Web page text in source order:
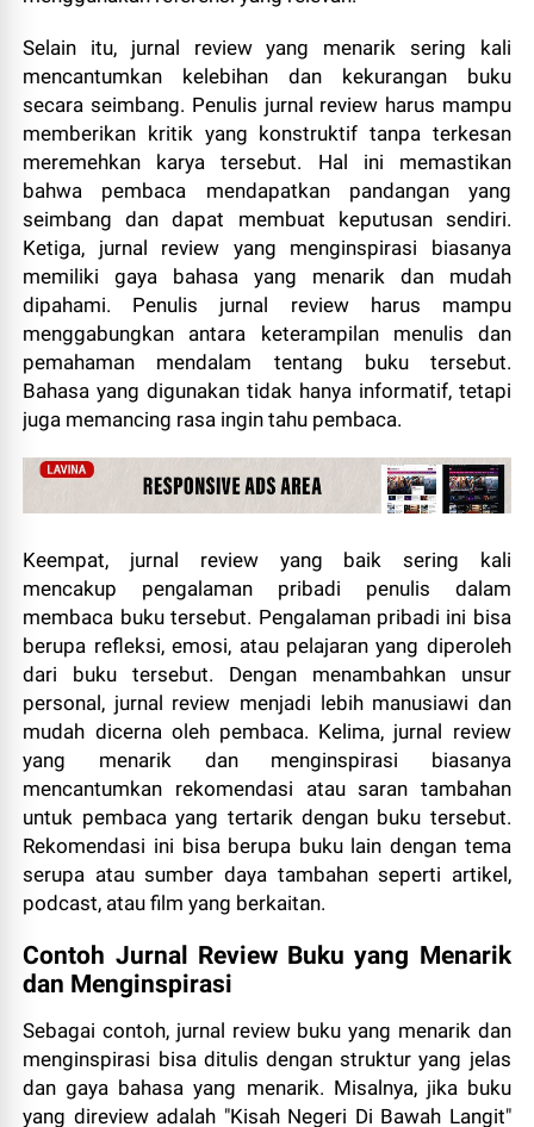
Selain itu, jurnal review yang menarik sering kali
mencantumkan kelebihan dan kekurangan buku
secara seimbang. Penulis jurnal review harus mampu
memberikan kritik yang konstruktif tanpa terkesan
meremehkan karya tersebut. Hal ini memastikan
bahwa pembaca mendapatkan pandangan yang
seimbang dan dapat membuat keputusan sendiri.
Ketiga, jurnal review yang menginspirasi biasanya
memiliki gaya bahasa yang menarik dan mudah
dipahami. Penulis jurnal review harus mampu
menggabungkan antara keterampilan menulis dan
pemahaman mendalam tentang buku tersebut.
Bahasa yang digunakan tidak hanya informatif, tetapi
juga memancing rasa ingin tahu pembaca.
Keempat, jurnal review yang baik sering kali
mencakup pengalaman pribadi penulis dalam
membaca buku tersebut. Pengalaman pribadi ini bisa
berupa refleksi, emosi, atau pelajaran yang diperoleh
dari buku tersebut. Dengan menambahkan unsur
personal, jurnal review menjadi lebih manusiawi dan
mudah dicerna oleh pembaca. Kelima, jurnal review
yang menarik dan menginspirasi biasanya
mencantumkan rekomendasi atau saran tambahan
untuk pembaca yang tertarik dengan buku tersebut.
Rekomendasi ini bisa berupa buku lain dengan tema
serupa atau sumber daya tambahan seperti artikel,
podcast, atau film yang berkaitan.
Contoh Jurnal Review Buku yang Menarik
dan Menginspirasi
Sebagai contoh, jurnal review buku yang menarik dan
menginspirasi bisa ditulis dengan struktur yang jelas
dan gaya bahasa yang menarik. Misalnya, jika buku
yang direview adalah "Kisah Negeri Di Bawah Langit"